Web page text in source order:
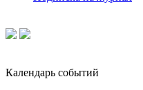
Календарь событий